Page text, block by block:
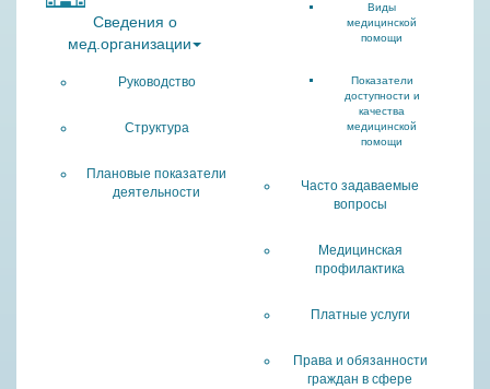
Сведения о
мед.организации
Руководство
Структура
Плановые показатели
деятельности
Виды
медицинской
помощи
Показатели
доступности и
качества
медицинской
помощи
Часто задаваемые
вопросы
Медицинская
профилактика
Платные услуги
Права и обязанности
граждан в сфере